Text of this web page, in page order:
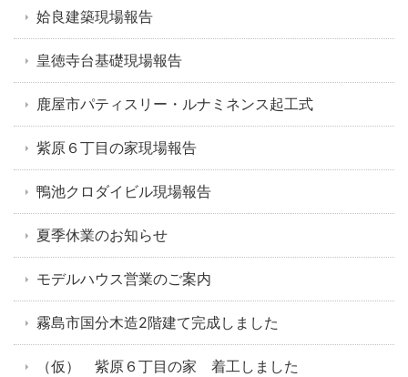
姶良建築現場報告
皇徳寺台基礎現場報告
鹿屋市パティスリー・ルナミネンス起工式
紫原６丁目の家現場報告
鴨池クロダイビル現場報告
夏季休業のお知らせ
モデルハウス営業のご案内
霧島市国分木造2階建て完成しました
（仮） 紫原６丁目の家 着工しました